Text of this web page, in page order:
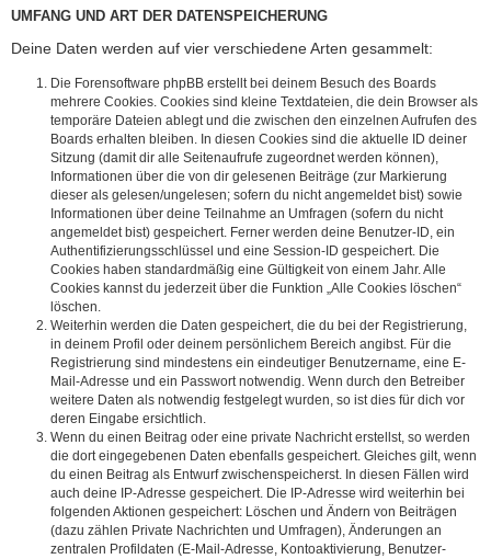
UMFANG UND ART DER DATENSPEICHERUNG
Deine Daten werden auf vier verschiedene Arten gesammelt:
Die Forensoftware phpBB erstellt bei deinem Besuch des Boards
mehrere Cookies. Cookies sind kleine Textdateien, die dein Browser als
temporäre Dateien ablegt und die zwischen den einzelnen Aufrufen des
Boards erhalten bleiben. In diesen Cookies sind die aktuelle ID deiner
Sitzung (damit dir alle Seitenaufrufe zugeordnet werden können),
Informationen über die von dir gelesenen Beiträge (zur Markierung
dieser als gelesen/ungelesen; sofern du nicht angemeldet bist) sowie
Informationen über deine Teilnahme an Umfragen (sofern du nicht
angemeldet bist) gespeichert. Ferner werden deine Benutzer-ID, ein
Authentifizierungsschlüssel und eine Session-ID gespeichert. Die
Cookies haben standardmäßig eine Gültigkeit von einem Jahr. Alle
Cookies kannst du jederzeit über die Funktion „Alle Cookies löschen“
löschen.
Weiterhin werden die Daten gespeichert, die du bei der Registrierung,
in deinem Profil oder deinem persönlichem Bereich angibst. Für die
Registrierung sind mindestens ein eindeutiger Benutzername, eine E-
Mail-Adresse und ein Passwort notwendig. Wenn durch den Betreiber
weitere Daten als notwendig festgelegt wurden, so ist dies für dich vor
deren Eingabe ersichtlich.
Wenn du einen Beitrag oder eine private Nachricht erstellst, so werden
die dort eingegebenen Daten ebenfalls gespeichert. Gleiches gilt, wenn
du einen Beitrag als Entwurf zwischenspeicherst. In diesen Fällen wird
auch deine IP-Adresse gespeichert. Die IP-Adresse wird weiterhin bei
folgenden Aktionen gespeichert: Löschen und Ändern von Beiträgen
(dazu zählen Private Nachrichten und Umfragen), Änderungen an
zentralen Profildaten (E-Mail-Adresse, Kontoaktivierung, Benutzer-